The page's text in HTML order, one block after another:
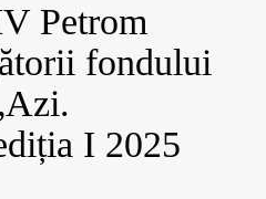
Petrom
fondului
I 2025